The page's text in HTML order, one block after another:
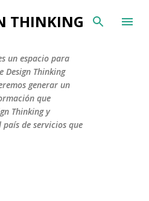
principal
THINKING
un espacio para
Design Thinking
generar un
que
Thinking y
de servicios que